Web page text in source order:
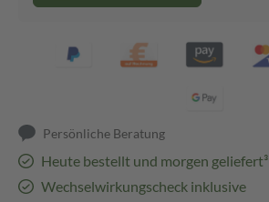
Persönliche Beratung
Heute bestellt und morgen geliefert³
Wechselwirkungscheck inklusive